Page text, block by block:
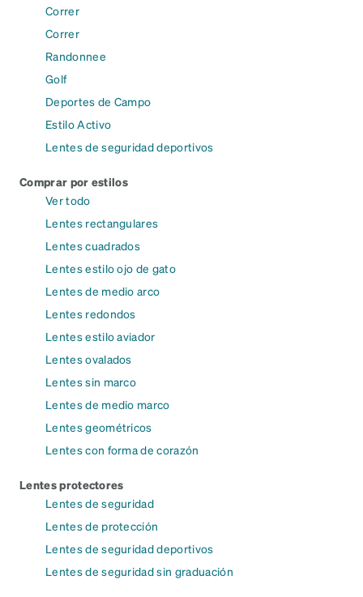
Correr
Correr
Randonnee
Golf
Deportes de Campo
Estilo Activo
Lentes de seguridad deportivos
Comprar por estilos
Ver todo
Lentes rectangulares
Lentes cuadrados
Lentes estilo ojo de gato
Lentes de medio arco
Lentes redondos
Lentes estilo aviador
Lentes ovalados
Lentes sin marco
Lentes de medio marco
Lentes geométricos
Lentes con forma de corazón
Lentes protectores
Lentes de seguridad
Lentes de protección
Lentes de seguridad deportivos
Lentes de seguridad sin graduación